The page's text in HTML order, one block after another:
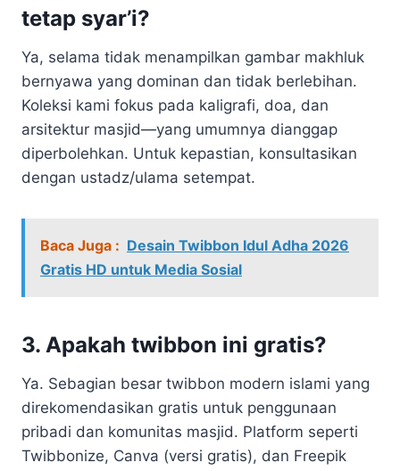
tetap syar’i?
Ya, selama tidak menampilkan gambar makhluk
bernyawa yang dominan dan tidak berlebihan.
Koleksi kami fokus pada kaligrafi, doa, dan
arsitektur masjid—yang umumnya dianggap
diperbolehkan. Untuk kepastian, konsultasikan
dengan ustadz/ulama setempat.
Baca Juga : Desain Twibbon Idul Adha 2026
Gratis HD untuk Media Sosial
3. Apakah twibbon ini gratis?
Ya. Sebagian besar twibbon modern islami yang
direkomendasikan gratis untuk penggunaan
pribadi dan komunitas masjid. Platform seperti
Twibbonize, Canva (versi gratis), dan Freepik